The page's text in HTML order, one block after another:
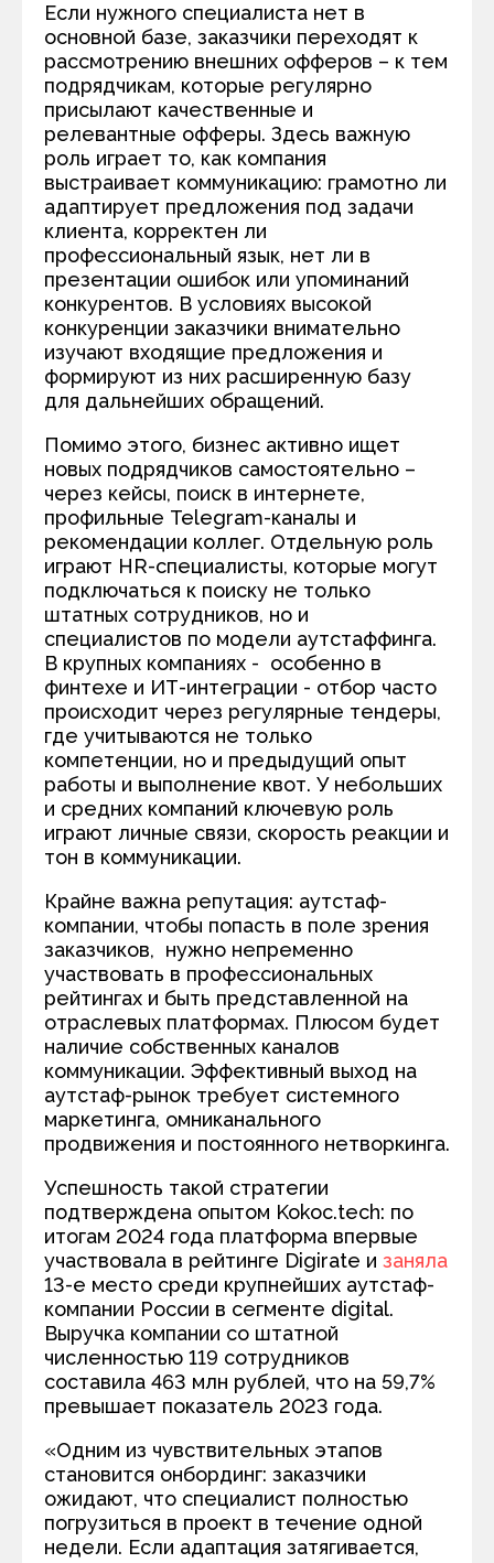
Если нужного специалиста нет в
основной базе, заказчики переходят к
рассмотрению внешних офферов – к тем
подрядчикам, которые регулярно
присылают качественные и
релевантные офферы. Здесь важную
роль играет то, как компания
выстраивает коммуникацию: грамотно ли
адаптирует предложения под задачи
клиента, корректен ли
профессиональный язык, нет ли в
презентации ошибок или упоминаний
конкурентов. В условиях высокой
конкуренции заказчики внимательно
изучают входящие предложения и
формируют из них расширенную базу
для дальнейших обращений.
Помимо этого, бизнес активно ищет
новых подрядчиков самостоятельно –
через кейсы, поиск в интернете,
профильные Telegram-каналы и
рекомендации коллег. Отдельную роль
играют HR-специалисты, которые могут
подключаться к поиску не только
штатных сотрудников, но и
специалистов по модели аутстаффинга.
В крупных компаниях - особенно в
финтехе и ИТ-интеграции - отбор часто
происходит через регулярные тендеры,
где учитываются не только
компетенции, но и предыдущий опыт
работы и выполнение квот. У небольших
и средних компаний ключевую роль
играют личные связи, скорость реакции и
тон в коммуникации.
Крайне важна репутация: аутстаф-
компании, чтобы попасть в поле зрения
заказчиков, нужно непременно
участвовать в профессиональных
рейтингах и быть представленной на
отраслевых платформах. Плюсом будет
наличие собственных каналов
коммуникации. Эффективный выход на
аутстаф-рынок требует системного
маркетинга, омниканального
продвижения и постоянного нетворкинга.
Успешность такой стратегии
подтверждена опытом Kokoc.tech: по
итогам 2024 года платформа впервые
участвовала в рейтинге Digirate и заняла
13-е место среди крупнейших аутстаф-
компании России в сегменте digital.
Выручка компании со штатной
численностью 119 сотрудников
составила 463 млн рублей, что на 59,7%
превышает показатель 2023 года.
«Одним из чувствительных этапов
становится онбординг: заказчики
ожидают, что специалист полностью
погрузиться в проект в течение одной
недели. Если адаптация затягивается,